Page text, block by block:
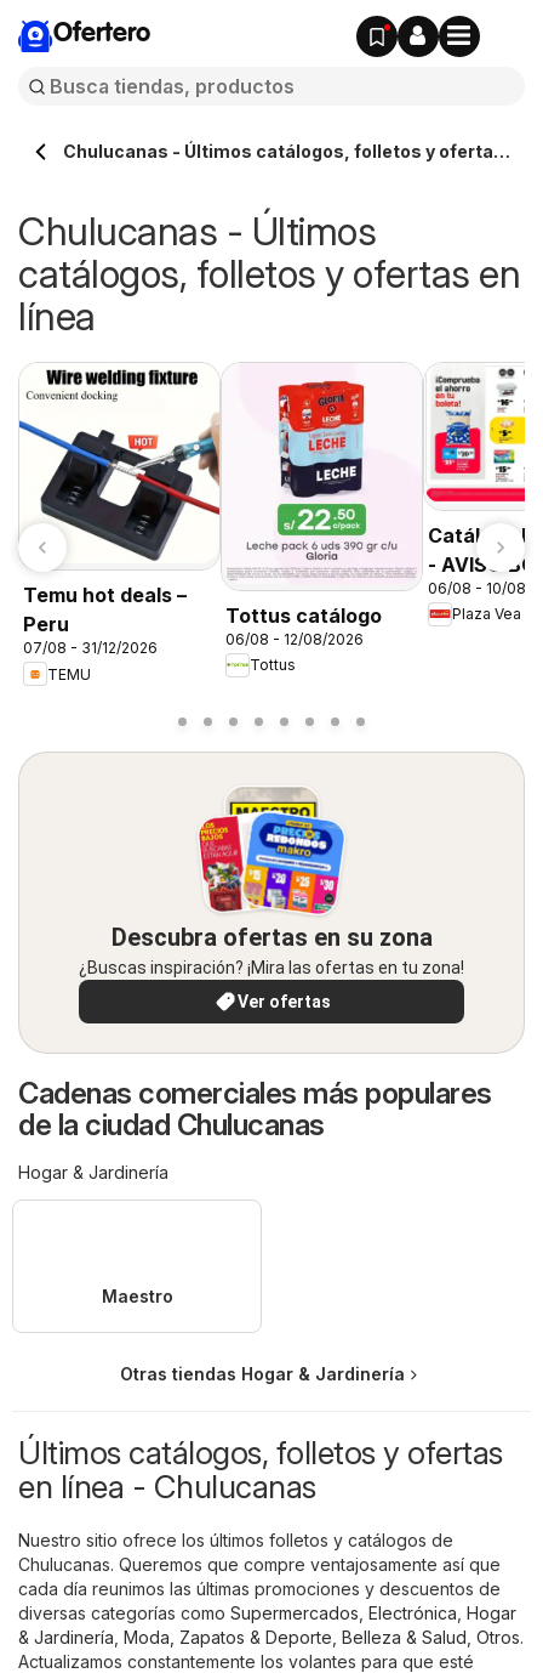
Ofertero
Chulucanas - Últimos catálogos, folletos y ofertas
Chulucanas - Últimos
catálogos, folletos y ofertas en
línea
Temu hot deals –
Peru
07/08 - 31/12/2026
TEMU
Tottus catálogo
06/08 - 12/08/2026
Tottus
Catálogo
- AVISO
FDS1
06/08 - 10/08/
Plaza Vea
Descubra ofertas en su zona
¿Buscas inspiración? ¡Mira las ofertas en tu zona!
Ver ofertas
Cadenas comerciales más populares
de la ciudad Chulucanas
Hogar & Jardinería
Maestro
Otras tiendas Hogar & Jardinería
Últimos catálogos, folletos y ofertas
en línea - Chulucanas
Nuestro sitio ofrece los últimos folletos y catálogos de
Chulucanas. Queremos que compre ventajosamente así que
cada día reunimos las últimas promociones y descuentos de
diversas categorías como Supermercados Electrónica Hogar
& Jardinería Moda, Zapatos & Deporte Belleza & Salud Otros.
Actualizamos constantemente los volantes para que esté